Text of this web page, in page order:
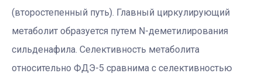
(второстепенный путь). Главный циркулирующий
метаболит образуется путем N-деметилирования
сильденафила. Селективность метаболита
относительно ФДЭ-5 сравнима с селективностью